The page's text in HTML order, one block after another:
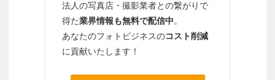
法人の写真店・撮影業者との繋がりで
得た業界情報も無料で配信中。
あなたのフォトビジネスのコスト削減
に貢献いたします！